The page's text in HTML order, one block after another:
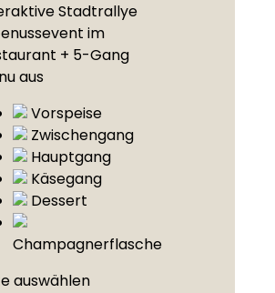
Stadtrallye
im
+ 5-Gang
aus
Vorspeise
Zwischengang
Hauptgang
Käsegang
Dessert
Champagnerflasche
auswählen